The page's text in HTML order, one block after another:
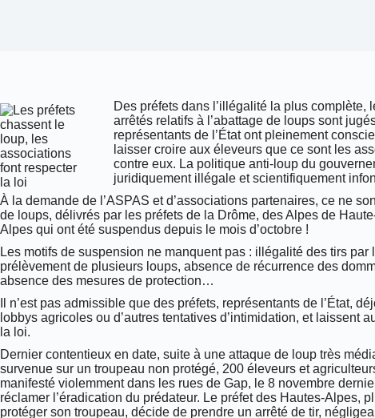
Des préfets dans l’illégalité la plus
arrêtés relatifs à l’abattage de loups sont
représentants de l’État ont pleinement
laisser croire aux éleveurs que ce sont les
contre eux. La politique anti-loup du
juridiquement illégale et scientifiquement
À la demande de l’ASPAS et d’associations partenaires, ce ne
de loups, délivrés par les préfets de la Drôme, des Alpes de
Alpes qui ont été suspendus depuis le mois d’octobre !
Les motifs de suspension ne manquent pas : illégalité des tirs
prélèvement de plusieurs loups, absence de récurrence des
absence des mesures de protection…
Il n’est pas admissible que des préfets, représentants de l’État,
lobbys agricoles ou d’autres tentatives d’intimidation, et laissent
la loi.
Dernier contentieux en date, suite à une attaque de loup très
survenue sur un troupeau non protégé, 200 éleveurs et
manifesté violemment dans les rues de Gap, le 8 novembre
réclamer l’éradication du prédateur. Le préfet des Hautes-Alpes,
protéger son troupeau, décide de prendre un arrêté de tir,